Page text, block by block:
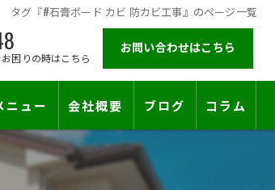
タグ『#石膏ボード カビ 防カビ工事』のページ一覧
困りの時はこちら
お問い合わせはこちら
ニュー 会社概要
施工対応エリア
ブログ コラム